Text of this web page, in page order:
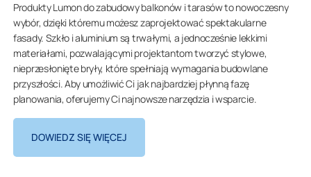
Produkty Lumon do zabudowy balkonów i tarasów to nowoczesny
wybór, dzięki któremu możesz zaprojektować spektakularne
fasady. Szkło i aluminium są trwałymi, a jednocześnie lekkimi
materiałami, pozwalającymi projektantom tworzyć stylowe,
nieprzesłonięte bryły, które spełniają wymagania budowlane
przyszłości. Aby umożliwić Ci jak najbardziej płynną fazę
planowania, oferujemy Ci najnowsze narzędzia i wsparcie.
DOWIEDZ SIĘ WIĘCEJ